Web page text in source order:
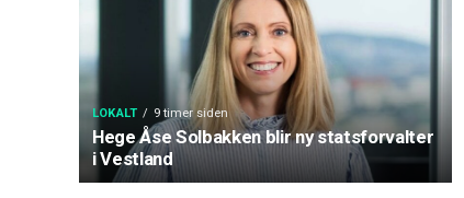
LOKALT 9 timer siden
Hege Åse Solbakken blir ny statsforvalter
i Vestland